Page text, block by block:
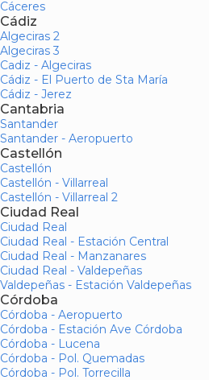
Cáceres
Cádiz
Algeciras 2
Algeciras 3
Cadiz - Algeciras
Cádiz - El Puerto de Sta María
Cádiz - Jerez
Cantabria
Santander
Santander - Aeropuerto
Castellón
Castellón
Castellón - Villarreal
Castellón - Villarreal 2
Ciudad Real
Ciudad Real
Ciudad Real - Estación Central
Ciudad Real - Manzanares
Ciudad Real - Valdepeñas
Valdepeñas - Estación Valdepeñas
Córdoba
Córdoba - Aeropuerto
Córdoba - Estación Ave Córdoba
Córdoba - Lucena
Córdoba - Pol. Quemadas
Córdoba - Pol. Torrecilla